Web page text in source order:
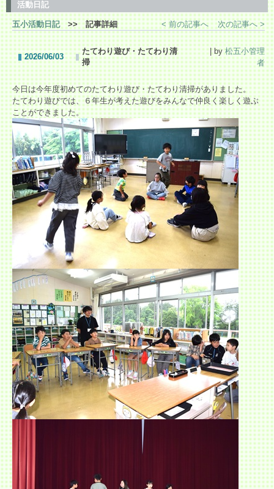
活動日記
五小活動日記>> 記事詳細 < 前の記事へ 次の記事へ >
2026/06/03
たてわり遊び・たてわり清
掃
| by松五小管理
者
今日は今年度初めてのたてわり遊び・たてわり清掃がありました。
たてわり遊びでは、６年生が考えた遊びをみんなで仲良く楽しく遊ぶ
ことができました。